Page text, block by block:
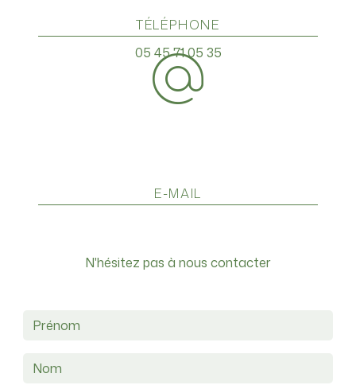
TÉLÉPHONE
05 45 71 05 35
E-MAIL
N'hésitez pas à nous contacter